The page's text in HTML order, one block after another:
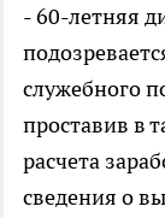
- 60-летняя
служебного
проставив в
расчета
сведения о